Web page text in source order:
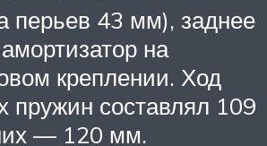
перьев 43 мм), заднее
на
креплении. Ход
пружин составлял 109
— 120 мм.